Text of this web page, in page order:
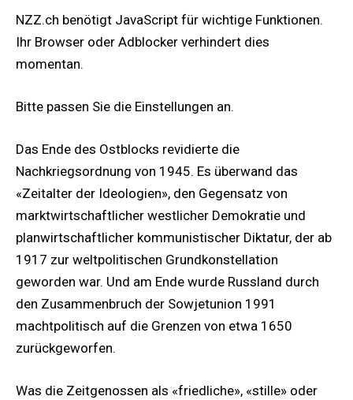
NZZ.ch benötigt JavaScript für wichtige Funktionen.
Ihr Browser oder Adblocker verhindert dies
momentan.
Bitte passen Sie die Einstellungen an.
Das Ende des Ostblocks revidierte die
Nachkriegsordnung von 1945. Es überwand das
«Zeitalter der Ideologien», den Gegensatz von
marktwirtschaftlicher westlicher Demokratie und
planwirtschaftlicher kommunistischer Diktatur, der ab
1917 zur weltpolitischen Grundkonstellation
geworden war. Und am Ende wurde Russland durch
den Zusammenbruch der Sowjetunion 1991
machtpolitisch auf die Grenzen von etwa 1650
zurückgeworfen.
Was die Zeitgenossen als «friedliche», «stille» oder